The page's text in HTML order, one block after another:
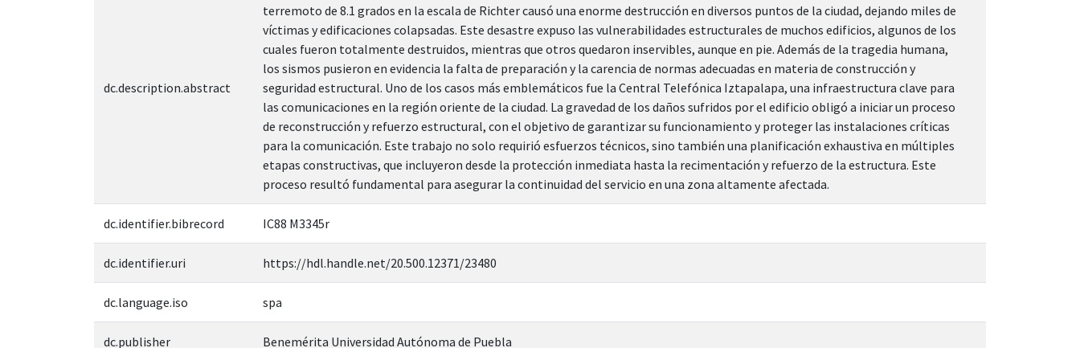
dc.description.abstract
terremoto de 8.1 grados en la escala de Richter causó una enorme destrucción en diversos puntos de la ciudad, dejando miles de
víctimas y edificaciones colapsadas. Este desastre expuso las vulnerabilidades estructurales de muchos edificios, algunos de los
cuales fueron totalmente destruidos, mientras que otros quedaron inservibles, aunque en pie. Además de la tragedia humana,
los sismos pusieron en evidencia la falta de preparación y la carencia de normas adecuadas en materia de construcción y
seguridad estructural. Uno de los casos más emblemáticos fue la Central Telefónica Iztapalapa, una infraestructura clave para
las comunicaciones en la región oriente de la ciudad. La gravedad de los daños sufridos por el edificio obligó a iniciar un proceso
de reconstrucción y refuerzo estructural, con el objetivo de garantizar su funcionamiento y proteger las instalaciones críticas
para la comunicación. Este trabajo no solo requirió esfuerzos técnicos, sino también una planificación exhaustiva en múltiples
etapas constructivas, que incluyeron desde la protección inmediata hasta la recimentación y refuerzo de la estructura. Este
proceso resultó fundamental para asegurar la continuidad del servicio en una zona altamente afectada.
dc.identifier.bibrecord IC88 M3345r
dc.identifier.uri https://hdl.handle.net/20.500.12371/23480
dc.language.iso spa
dc.publisher Benemérita Universidad Autónoma de Puebla